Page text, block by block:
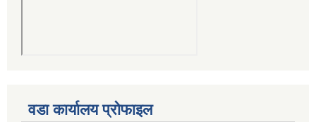
वडा कार्यालय प्रोफाइल